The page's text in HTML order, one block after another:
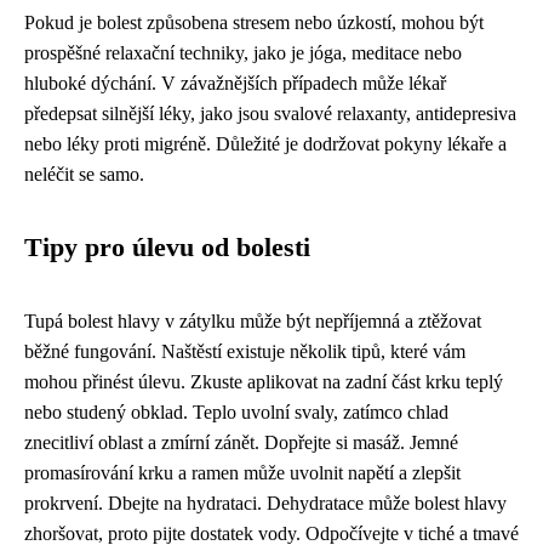
Pokud je bolest způsobena stresem nebo úzkostí, mohou být
prospěšné relaxační techniky, jako je jóga, meditace nebo
hluboké dýchání. V závažnějších případech může lékař
předepsat silnější léky, jako jsou svalové relaxanty, antidepresiva
nebo léky proti migréně. Důležité je dodržovat pokyny lékaře a
neléčit se samo.
Tipy pro úlevu od bolesti
Tupá bolest hlavy v zátylku může být nepříjemná a ztěžovat
běžné fungování. Naštěstí existuje několik tipů, které vám
mohou přinést úlevu. Zkuste aplikovat na zadní část krku teplý
nebo studený obklad. Teplo uvolní svaly, zatímco chlad
znecitliví oblast a zmírní zánět. Dopřejte si masáž. Jemné
promasírování krku a ramen může uvolnit napětí a zlepšit
prokrvení. Dbejte na hydrataci. Dehydratace může bolest hlavy
zhoršovat, proto pijte dostatek vody. Odpočívejte v tiché a tmavé